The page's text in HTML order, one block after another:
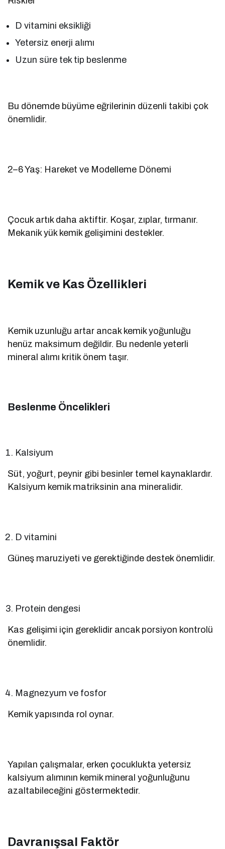
D vitamini eksikliği
Yetersiz enerji alımı
Uzun süre tek tip beslenme
Bu dönemde büyüme eğrilerinin düzenli takibi çok
önemlidir.
2–6 Yaş: Hareket ve Modelleme Dönemi
Çocuk artık daha aktiftir. Koşar, zıplar, tırmanır.
Mekanik yük kemik gelişimini destekler.
Kemik ve Kas Özellikleri
Kemik uzunluğu artar ancak kemik yoğunluğu
henüz maksimum değildir. Bu nedenle yeterli
mineral alımı kritik önem taşır.
Beslenme Öncelikleri
Kalsiyum
Süt, yoğurt, peynir gibi besinler temel kaynaklardır.
Kalsiyum kemik matriksinin ana mineralidir.
D vitamini
Güneş maruziyeti ve gerektiğinde destek önemlidir.
Protein dengesi
Kas gelişimi için gereklidir ancak porsiyon kontrolü
önemlidir.
Magnezyum ve fosfor
Kemik yapısında rol oynar.
Yapılan çalışmalar, erken çocuklukta yetersiz
kalsiyum alımının kemik mineral yoğunluğunu
azaltabileceğini göstermektedir.
Davranışsal Faktör